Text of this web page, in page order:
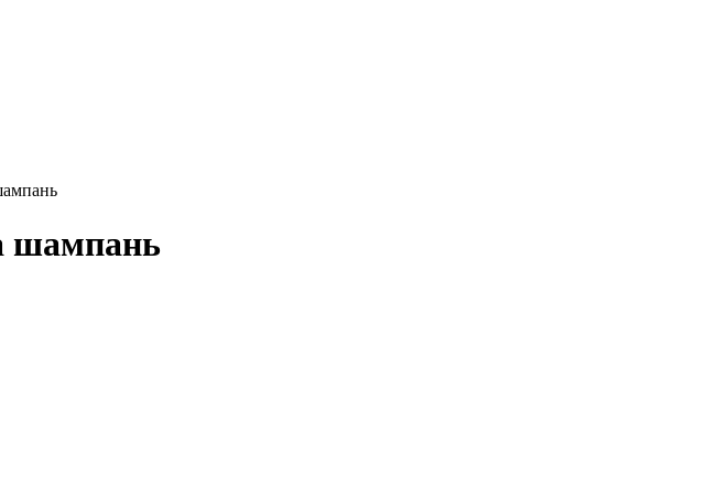
шампань